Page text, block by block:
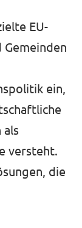
EU-
ein,
versteht.
die